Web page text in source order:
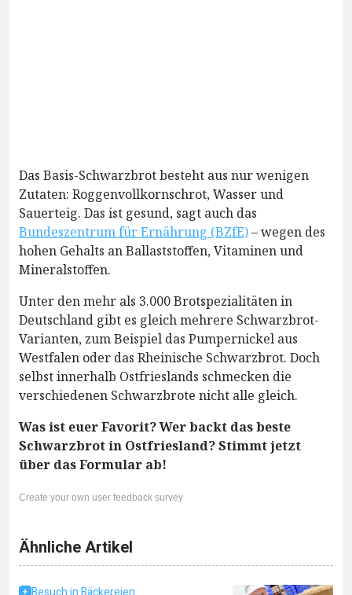
Das Basis-Schwarzbrot besteht aus nur wenigen
Zutaten: Roggenvollkornschrot, Wasser und
Sauerteig. Das ist gesund, sagt auch das
Bundeszentrum für Ernährung (BZfE)– wegen des
hohen Gehalts an Ballaststoffen, Vitaminen und
Mineralstoffen.
Unter den mehr als 3.000 Brotspezialitäten in
Deutschland gibt es gleich mehrere Schwarzbrot-
Varianten, zum Beispiel das Pumpernickel aus
Westfalen oder das Rheinische Schwarzbrot. Doch
selbst innerhalb Ostfrieslands schmecken die
verschiedenen Schwarzbrote nicht alle gleich.
Was ist euer Favorit? Wer backt das beste
Schwarzbrot in Ostfriesland? Stimmt jetzt
über das Formular ab!
Create your own user feedback survey
Ähnliche Artikel